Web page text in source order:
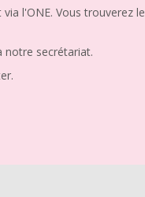
l'ONE. Vous trouverez le
notre secrétariat.